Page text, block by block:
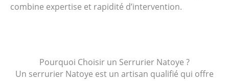
combine expertise et rapidité d’intervention.
Pourquoi Choisir un Serrurier Natoye ?
Un serrurier Natoye est un artisan qualifié qui offre